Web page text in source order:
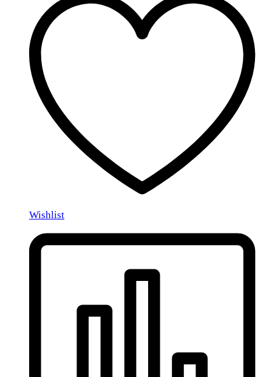
Wishlist